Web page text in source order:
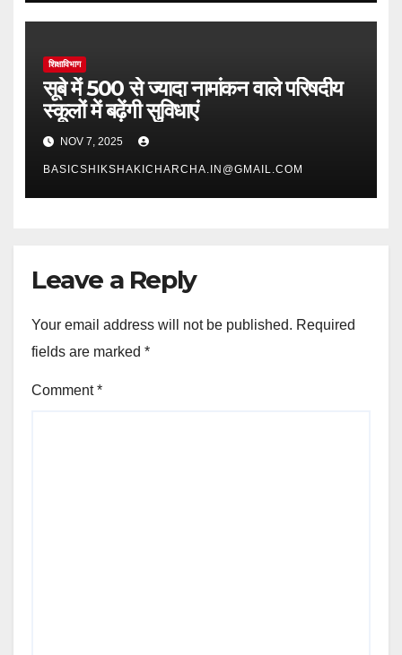
शिक्षाविभाग
सूबे में 500 से ज्यादा नामांकन वाले परिषदीय
स्कूलों में बढ़ेंगी सुविधाएं
NOV 7, 2025
BASICSHIKSHAKICHARCHA.IN@GMAIL.COM
Leave a Reply
Your email address will not be published. Required
fields are marked *
Comment*